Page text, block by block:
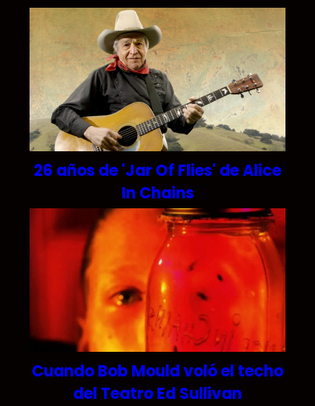
26 años de 'Jar Of Flies' de Alice
In Chains
Cuando Bob Mould voló el techo
del Teatro Ed Sullivan